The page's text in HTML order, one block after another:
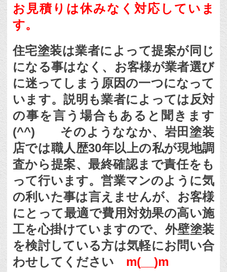
お見積りは休みなく対応していま
す。
住宅塗装は業者によって提案が同じ
になる事はなく、お客様が業者選び
に迷ってしまう原因の一つになって
います。説明も業者によっては反対
の事を言う場合もあると聞きます
(^^) そのようななか、岩田塗装
店では職人歴30年以上の私が現地調
査から提案、最終確認まで責任をも
って行います。営業マンのように気
の利いた事は言えませんが、お客様
にとって最適で費用対効果の高い施
工を心掛けていますので、外壁塗装
を検討している方は気軽にお問い合
わせしてください m(__)m